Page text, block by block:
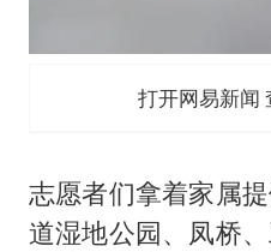
打开网易新闻
志愿者们拿着家属
道湿地公园、凤桥